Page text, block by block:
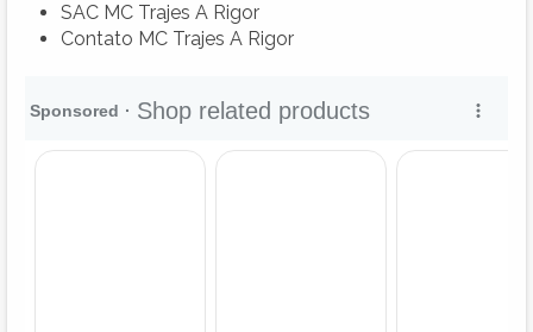
SAC MC Trajes A Rigor
Contato MC Trajes A Rigor